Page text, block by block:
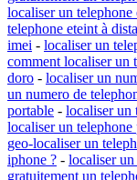
localiser un
telephone eteint à
imei - localiser un
comment localiser un
doro - localiser un
un numero de
portable - localiser un
localiser un telephone
geo-localiser un
iphone ? - localiser
gratuitement un